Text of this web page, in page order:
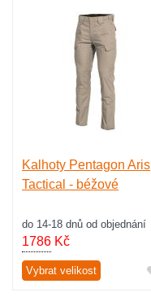
Kalhoty Pentagon Aris
Tactical - béžové
do 14-18 dnů od objednání
1786 Kč
Vybrat velikost